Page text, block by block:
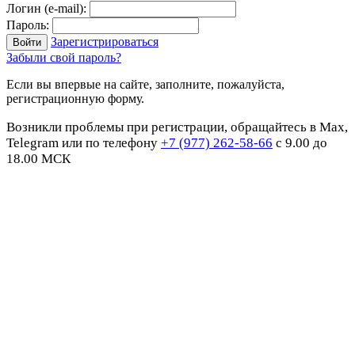
Логин (e-mail):
Пароль:
Зарегистрироваться
Забыли свой пароль?
Если вы впервые на сайте, заполните, пожалуйста,
регистрационную форму.
Возникли проблемы при регистрации, обращайтесь в Max,
Telegram или по телефону +7 (977) 262-58-66 с 9.00 до
18.00 МСК